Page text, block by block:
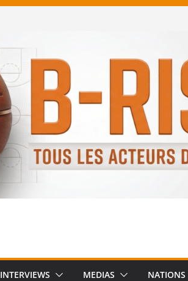
INTERVIEWS MEDIAS NATIONS